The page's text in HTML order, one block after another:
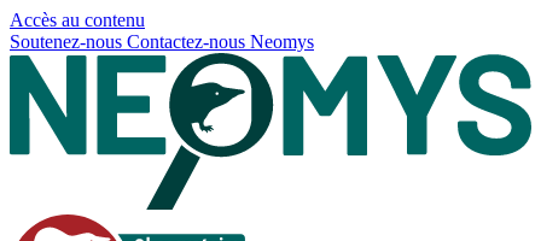
Accès au contenu
Soutenez-nous Contactez-nous Neomys
Panneau de gestion des cookies